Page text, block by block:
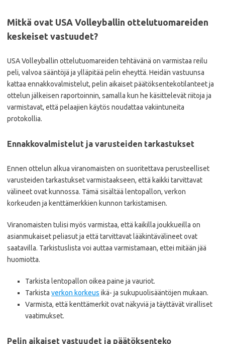
Mitkä ovat USA Volleyballin ottelutuomareiden
keskeiset vastuudet?
USA Volleyballin ottelutuomareiden tehtävänä on varmistaa reilu
peli, valvoa sääntöjä ja ylläpitää pelin eheyttä. Heidän vastuunsa
kattaa ennakkovalmistelut, pelin aikaiset päätöksentekotilanteet ja
ottelun jälkeisen raportoinnin, samalla kun he käsittelevät riitoja ja
varmistavat, että pelaajien käytös noudattaa vakiintuneita
protokollia.
Ennakkovalmistelut ja varusteiden tarkastukset
Ennen ottelun alkua viranomaisten on suoritettava perusteelliset
varusteiden tarkastukset varmistaakseen, että kaikki tarvittavat
välineet ovat kunnossa. Tämä sisältää lentopallon, verkon
korkeuden ja kenttämerkkien kunnon tarkistamisen.
Viranomaisten tulisi myös varmistaa, että kaikilla joukkueilla on
asianmukaiset peliasut ja että tarvittavat lääkintävälineet ovat
saatavilla. Tarkistuslista voi auttaa varmistamaan, ettei mitään jää
huomiotta.
Tarkista lentopallon oikea paine ja vauriot.
Tarkista verkon korkeus ikä- ja sukupuolisääntöjen mukaan.
Varmista, että kenttämerkit ovat näkyviä ja täyttävät viralliset
vaatimukset.
Pelin aikaiset vastuudet ja päätöksenteko